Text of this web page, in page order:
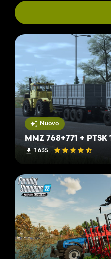
Nuovo
MMZ 768+771 + PTSK
1 635